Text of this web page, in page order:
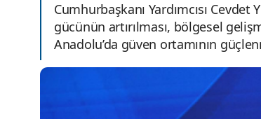
Cumhurbaşkanı Yardımcısı
gücünün artırılması, bölgesel
Anadolu’da güven ortamının